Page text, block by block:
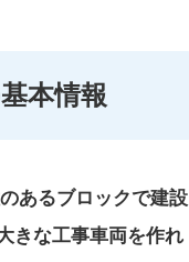
本情報
あるブロックで建設
きな工事車両を作れ